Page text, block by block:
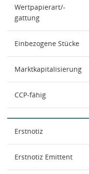
Wertpapierart/-
gattung
Einbezogene Stücke
Marktkapitalisierung
CCP-fähig
Erstnotiz
Erstnotiz Emittent